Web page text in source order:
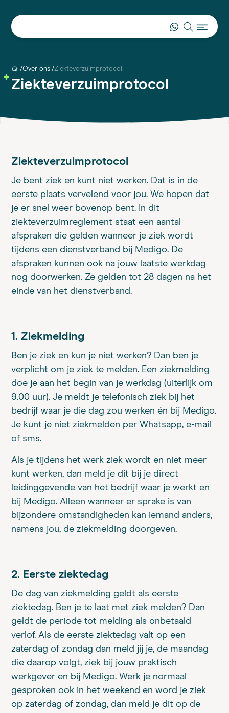
Over ons Ziekteverzuimprotocol
Ziekteverzuimprotocol
Ziekteverzuimprotocol
Je bent ziek en kunt niet werken. Dat is in de
eerste plaats vervelend voor jou. We hopen dat
je er snel weer bovenop bent. In dit
ziekteverzuimreglement staat een aantal
afspraken die gelden wanneer je ziek wordt
tijdens een dienstverband bij Medigo. De
afspraken kunnen ook na jouw laatste werkdag
nog doorwerken. Ze gelden tot 28 dagen na het
einde van het dienstverband.
1. Ziekmelding
Ben je ziek en kun je niet werken? Dan ben je
verplicht om je ziek te melden. Een ziekmelding
doe je aan het begin van je werkdag (uiterlijk om
9.00 uur). Je meldt je telefonisch ziek bij het
bedrijf waar je die dag zou werken én bij Medigo.
Je kunt je niet ziekmelden per Whatsapp, e-mail
of sms.
Als je tijdens het werk ziek wordt en niet meer
kunt werken, dan meld je dit bij je direct
leidinggevende van het bedrijf waar je werkt en
bij Medigo. Alleen wanneer er sprake is van
bijzondere omstandigheden kan iemand anders,
namens jou, de ziekmelding doorgeven.
2. Eerste ziektedag
De dag van ziekmelding geldt als eerste
ziektedag. Ben je te laat met ziek melden? Dan
geldt de periode tot melding als onbetaald
verlof. Als de eerste ziektedag valt op een
zaterdag of zondag dan meld jij je, de maandag
die daarop volgt, ziek bij jouw praktisch
werkgever en bij Medigo. Werk je normaal
gesproken ook in het weekend en word je ziek
op zaterdag of zondag, dan meld je dit op de